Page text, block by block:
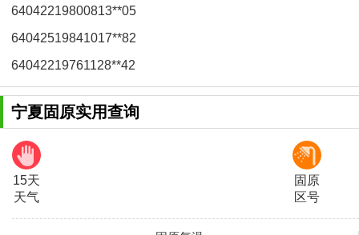
64042219800813**05
64042519841017**82
64042219761128**42
宁夏固原实用查询
15天
天气
固原
区号